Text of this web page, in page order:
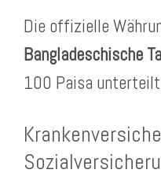
Die offizielle
Bangladeschische
100 Paisa